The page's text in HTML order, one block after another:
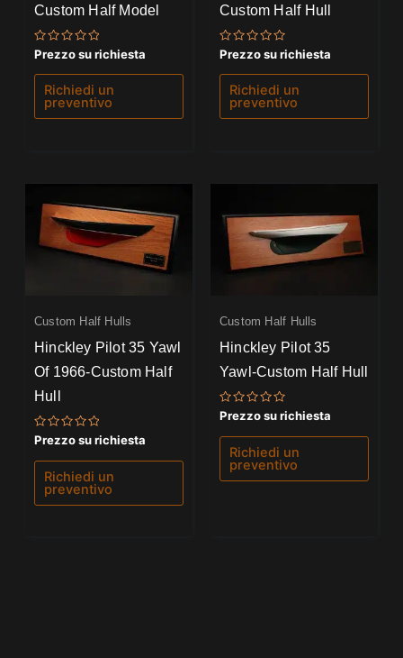
Custom Half Model
Valutato
0
su
Prezzo su richiesta
Richiedi un
preventivo
Custom Half Hull
Valutato
0
su
Prezzo su richiesta
Richiedi un
preventivo
Custom Half Hulls
Hinckley Pilot 35 Yawl
Of 1966-Custom Half
Hull
Valutato
0
su
Prezzo su richiesta
Richiedi un
preventivo
Custom Half Hulls
Hinckley Pilot 35
Yawl-Custom Half Hull
Valutato
0
su
Prezzo su richiesta
Richiedi un
preventivo